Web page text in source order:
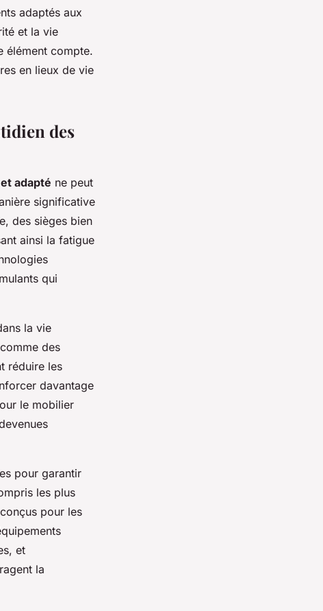
adaptés aux
et la vie
élément compte.
en lieux de vie
des
adapté ne peut
significative
des sièges bien
ainsi la fatigue
qui
la vie
des
réduire les
davantage
le mobilier
pour garantir
les plus
pour les
et
la